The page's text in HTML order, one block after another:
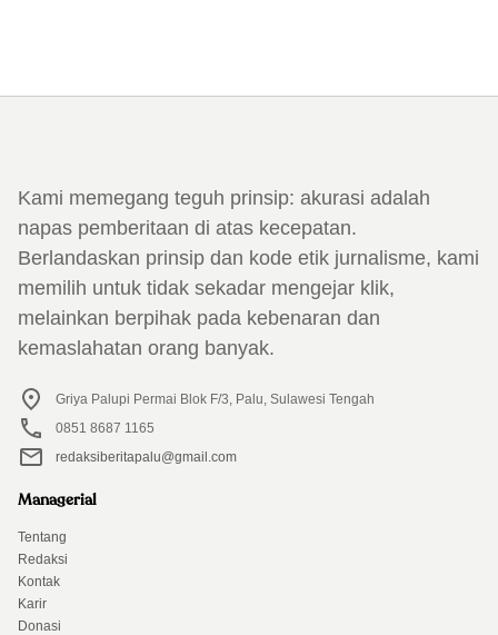
Kami memegang teguh prinsip: akurasi adalah
napas pemberitaan di atas kecepatan.
Berlandaskan prinsip dan kode etik jurnalisme, kami
memilih untuk tidak sekadar mengejar klik,
melainkan berpihak pada kebenaran dan
kemaslahatan orang banyak.
Griya Palupi Permai Blok F/3, Palu, Sulawesi Tengah
0851 8687 1165
redaksiberitapalu@gmail.com
Managerial
Tentang
Redaksi
Kontak
Karir
Donasi